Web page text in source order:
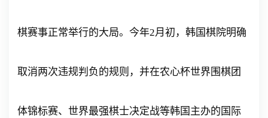
棋赛事正常举行的大局。今年2月初，韩国棋院明确
取消两次违规判负的规则，并在农心杯世界围棋团
体锦标赛、世界最强棋士决定战等韩国主办的国际